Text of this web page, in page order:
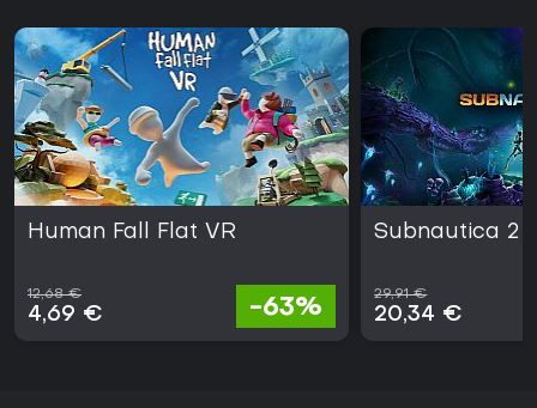
Human Fall Flat VR
12,68 €
4,69 € -63%
Subnautica 2
29,91 €
20,34 €